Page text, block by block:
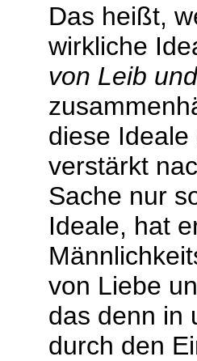
Das heißt,
wirkliche
von Leib
diese
verstärkt
Sache nur
Ideale, hat
von Liebe
das denn in
durch den